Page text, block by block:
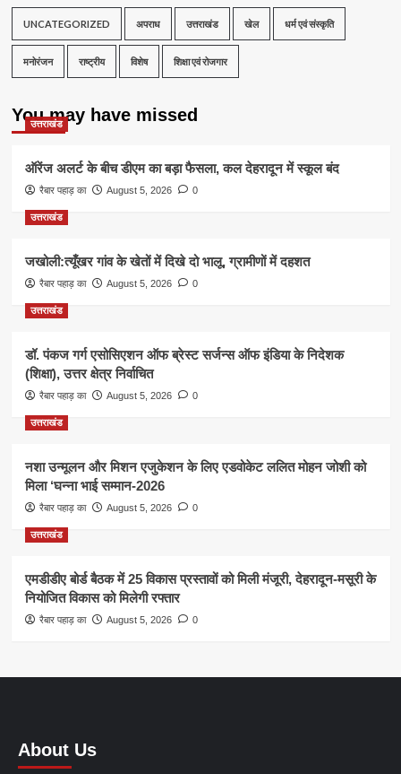
UNCATEGORIZED अपराध उत्तराखंड खेल धर्म एवं संस्कृति
मनोरंजन राष्ट्रीय विशेष शिक्षा एवं रोजगार
You may have missed
उत्तराखंड
ऑरेंज अलर्ट के बीच डीएम का बड़ा फैसला, कल देहरादून में स्कूल बंद
रैबार पहाड़ का August 5, 2026 0
उत्तराखंड
जखोली:त्यूँखर गांव के खेतों में दिखे दो भालू, ग्रामीणों में दहशत
रैबार पहाड़ का August 5, 2026 0
उत्तराखंड
डॉ. पंकज गर्ग एसोसिएशन ऑफ ब्रेस्ट सर्जन्स ऑफ इंडिया के निदेशक
(शिक्षा), उत्तर क्षेत्र निर्वाचित
रैबार पहाड़ का August 5, 2026 0
उत्तराखंड
नशा उन्मूलन और मिशन एजुकेशन के लिए एडवोकेट ललित मोहन जोशी को
मिला ‘घन्ना भाई सम्मान-2026
रैबार पहाड़ का August 5, 2026 0
उत्तराखंड
एमडीडीए बोर्ड बैठक में 25 विकास प्रस्तावों को मिली मंजूरी, देहरादून-मसूरी के
नियोजित विकास को मिलेगी रफ्तार
रैबार पहाड़ का August 5, 2026 0
About Us